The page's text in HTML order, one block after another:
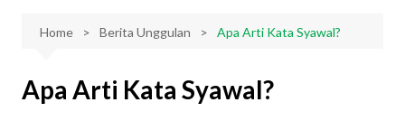
Home Berita Unggulan Apa Arti Kata Syawal?
Apa Arti Kata Syawal?